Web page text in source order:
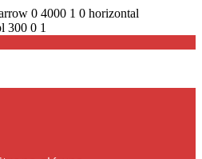
0 4000 1 0 horizontal
300 0 1